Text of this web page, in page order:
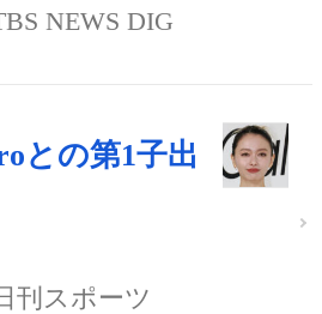
NEWS DIG
との第1子出
刊スポーツ